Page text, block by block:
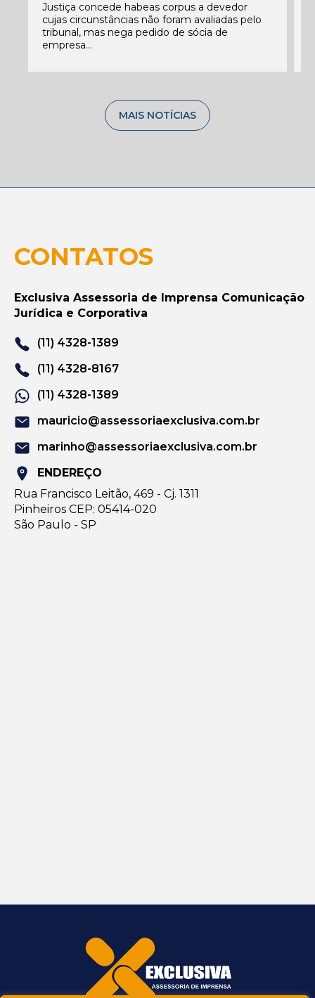
Justiça concede habeas corpus a devedor
cujas circunstâncias não foram avaliadas pelo
tribunal, mas nega pedido de sócia de
empresa...
MAIS NOTÍCIAS
CONTATOS
Exclusiva Assessoria de Imprensa Comunicação
Jurídica e Corporativa
(11) 4328-1389
(11) 4328-8167
(11) 4328-1389
mauricio@assessoriaexclusiva.com.br
marinho@assessoriaexclusiva.com.br
ENDEREÇO
Rua Francisco Leitão, 469 - Cj. 1311
Pinheiros CEP: 05414-020
São Paulo - SP